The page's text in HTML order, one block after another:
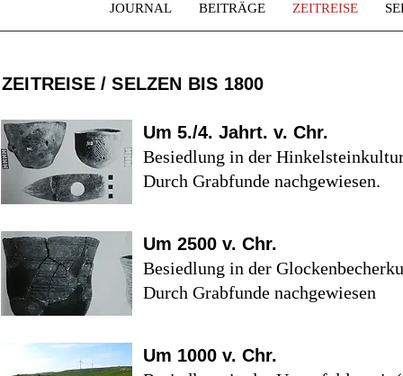
JOURNAL BEITRÄGE ZEITREISE
ZEITREISE / SELZEN BIS 1800
Um 5./4. Jahrt. v. Chr.
Besiedlung in der
Durch Grabfunde nachgewiesen.
Um 2500 v. Chr.
Besiedlung in der
Durch Grabfunde nachgewiesen
Um 1000 v. Chr.